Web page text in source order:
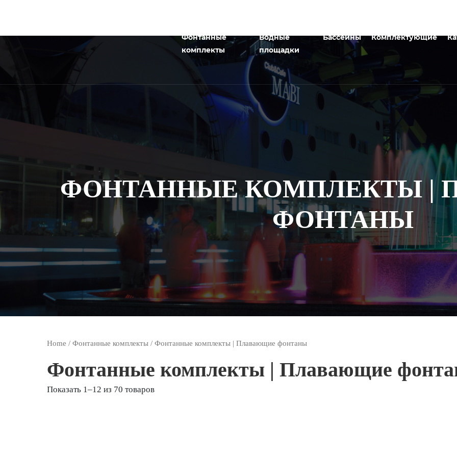
Фонтанные
комплекты
Водные
площадки
Бассейны Комплектующие
ФОНТАННЫЕ КОМПЛЕКТЫ |
ФОНТАНЫ
Home / Фонтанные комплекты/ Фонтанные комплекты | Плавающие фонтаны
Фонтанные комплекты | Плавающие
Показать 1–12 из 70 товаров